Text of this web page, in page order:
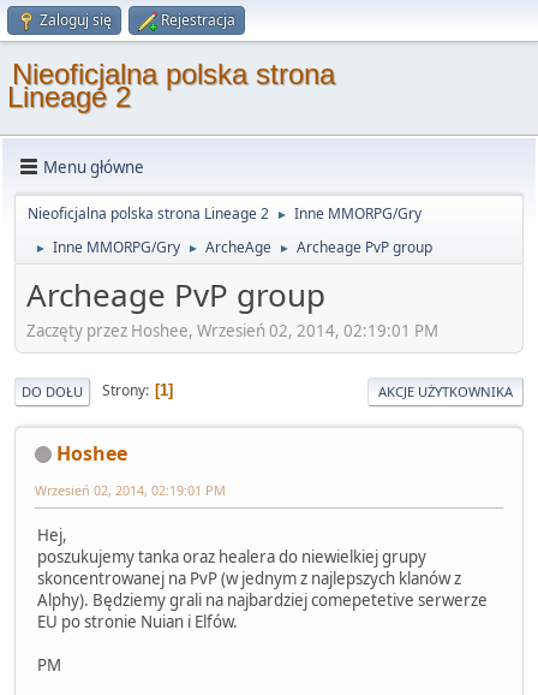
Zaloguj się Rejestracja
Nieoficjalna polska strona
Lineage 2
Menu główne
Nieoficjalna polska strona Lineage 2 ► Inne MMORPG/Gry
► Inne MMORPG/Gry ► ArcheAge ► Archeage PvP group
Archeage PvP group
Zaczęty przez Hoshee, Wrzesień 02, 2014, 02:19:01 PM
DO DOŁU Strony 1 AKCJE UŻYTKOWNIKA
Hoshee
Wrzesień 02, 2014, 02:19:01 PM
Hej,
poszukujemy tanka oraz healera do niewielkiej grupy
skoncentrowanej na PvP (w jednym z najlepszych klanów z
Alphy). Będziemy grali na najbardziej comepetetive serwerze
EU po stronie Nuian i Elfów.
PM